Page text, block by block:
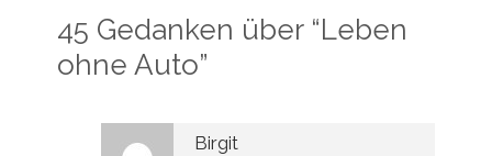
45 Gedanken über “Leben
ohne Auto”
Birgit